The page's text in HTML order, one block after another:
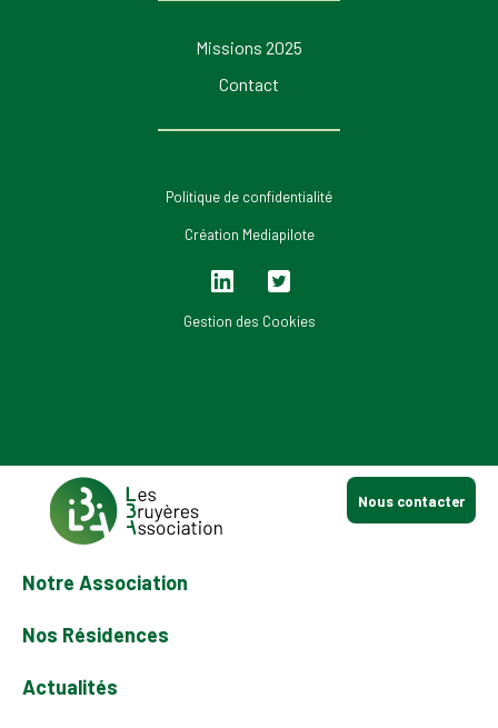
Nous contacter
Notre Association
Nos Résidences
Actualités
Missions 2025
Contact
Politique de confidentialité
Création Mediapilote
Lin
in
Twi
Gestion des Cookies